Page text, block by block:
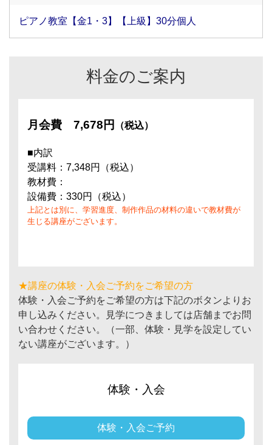
ピアノ教室【金1・3】【上級】30分個人
料金のご案内
月会費 7,678円 （税込）
■内訳
受講料：7,348円（税込）
教材費：
設備費：330円（税込）
上記とは別に、学習進度、制作作品の材料の違いで教材費が
生じる講座がございます。
★講座の体験・入会ご予約をご希望の方
体験・入会ご予約をご希望の方は下記のボタンよりお
申し込みください。見学につきましては店舗までお問
い合わせください。（一部、体験・見学を設定してい
ない講座がございます。）
体験・入会
体験・入会ご予約